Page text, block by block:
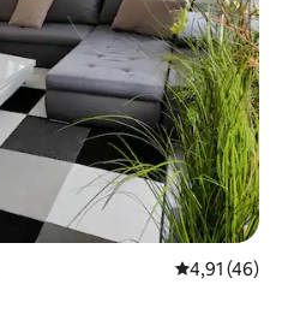
Nilai rata-
4,91 (46)